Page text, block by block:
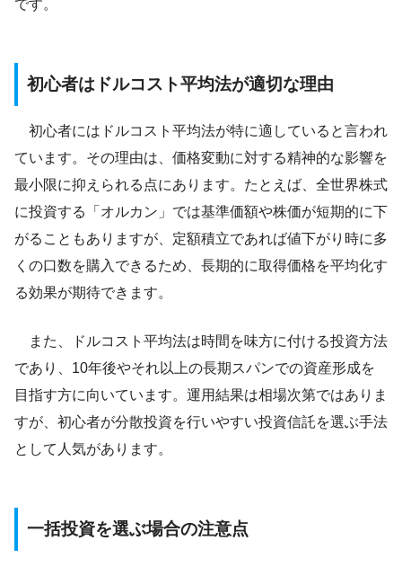
です。
初心者はドルコスト平均法が適切な理由
初心者にはドルコスト平均法が特に適していると言われ
ています。その理由は、価格変動に対する精神的な影響を
最小限に抑えられる点にあります。たとえば、全世界株式
に投資する「オルカン」では基準価額や株価が短期的に下
がることもありますが、定額積立であれば値下がり時に多
くの口数を購入できるため、長期的に取得価格を平均化す
る効果が期待できます。
また、ドルコスト平均法は時間を味方に付ける投資方法
であり、10年後やそれ以上の長期スパンでの資産形成を
目指す方に向いています。運用結果は相場次第ではありま
すが、初心者が分散投資を行いやすい投資信託を選ぶ手法
として人気があります。
一括投資を選ぶ場合の注意点